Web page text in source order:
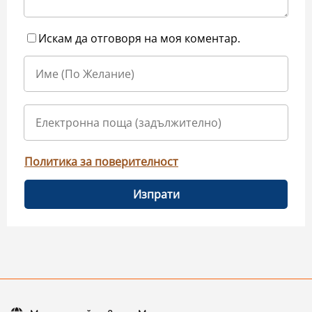
Искам да отговоря на моя коментар.
Политика за поверителност
Изпрати